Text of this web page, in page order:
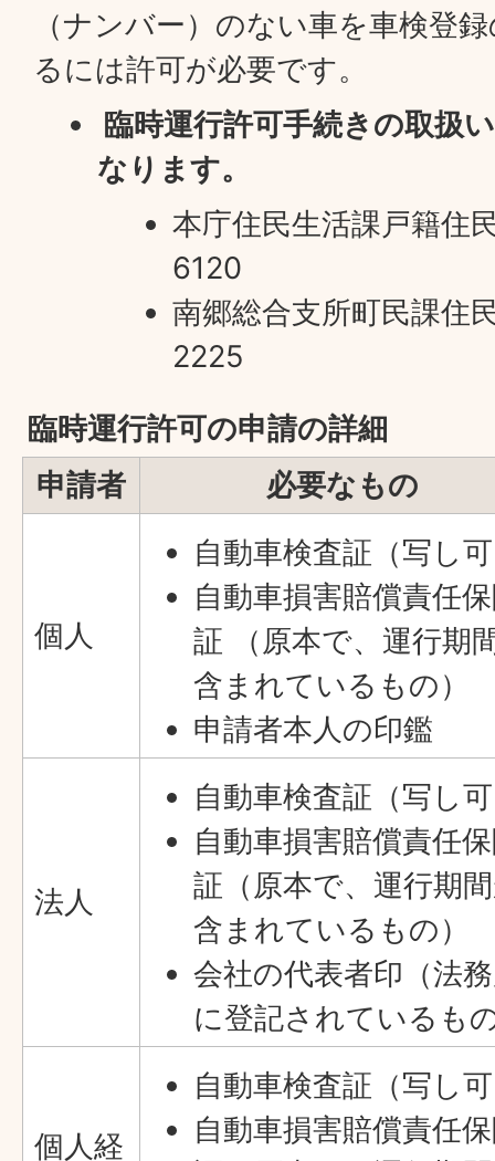
（ナンバー）のない車を車検登
るには許可が必要です。
臨時運行許可手続きの取扱
なります。
本庁住民生活課戸籍住
6120
南郷総合支所町民課住
2225
臨時運行許可の申請の詳細
申請者
必要なもの
個人
自動車検査証（写し
自動車損害賠償責任
証 （原本で、運行期
含まれているもの）
申請者本人の印鑑
法人
自動車検査証（写し
自動車損害賠償責任
証（原本で、運行期
含まれているもの）
会社の代表者印（法
に登記されているも
個人経
自動車検査証（写し
自動車損害賠償責任